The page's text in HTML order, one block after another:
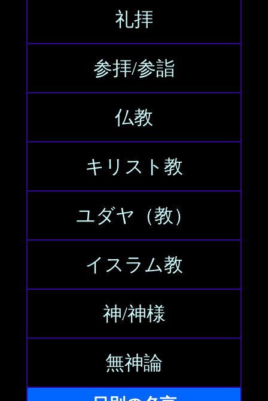
礼拝
参拝/参詣
仏教
キリスト教
ユダヤ（教）
イスラム教
神/神様
無神論